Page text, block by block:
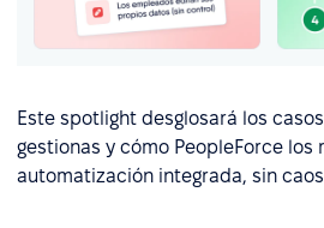
Este spotlight desglosará los
gestionas y cómo PeopleForce los
automatización integrada, sin